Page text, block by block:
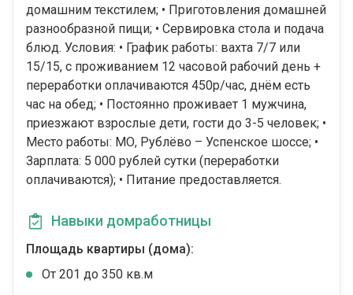
домашним текстилем; • Приготовления домашней
разнообразной пищи; • Сервировка стола и подача
блюд. Условия: • График работы: вахта 7/7 или
15/15, с проживанием 12 часовой рабочий день +
переработки оплачиваются 450р/час, днём есть
час на обед; • Постоянно проживает 1 мужчина,
приезжают взрослые дети, гости до 3-5 человек; •
Место работы: МО, Рублёво – Успенское шоссе; •
Зарплата: 5 000 рублей сутки (переработки
оплачиваются); • Питание предоставляется.
Навыки домработницы
Площадь квартиры (дома):
От 201 до 350 кв.м